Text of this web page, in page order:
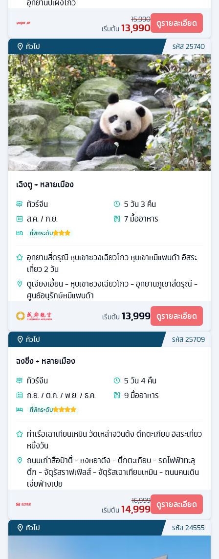
เฉิงตู + หลายเมือง
ทัวร์
5วัน4คืน
ธ.ค. / ม.ค. / ก.พ. / มี.ค.
7มื้ออาหาร
ที่พักระดับ
อุทยานปี้เผิงโกว เมืองโบราณหลั่วไต้ อิสระเที่ยวหนึ่งวัน
สะพานหนานเฉียว - เมืองโบราณก้วนเซี่ยน - ตูเจียงเอี้ยน -
ทะเลสาบปันหยาง - น้ำตกไป่หลง - ทะเลสาบราชามังกร -
อุทยานปี้เผิงโกว
15,990
เริ่มต้น13,990 ดูรายละเอียด
ทั่วไป รหัส25740
เฉิงตู + หลายเมือง
ทัวร์จีน 5วัน3คืน
ส.ค. / ก.ย.
7มื้ออาหาร
ที่พักระดับ
อุทยานสี่ดรุณี หุบเขาซวงเฉียวโกว หุบเขาหมีแพนด้า อิสระ
เที่ยว 2 วัน
ตูเจียงเอี้ยน - หุบเขาซวงเฉียวโกว - อุทยานภูเขาสี่ดรุณี -
ศูนย์อนุรักษ์หมีแพนด้า
เริ่มต้น13,999 ดูรายละเอียด
ทั่วไป รหัส25709